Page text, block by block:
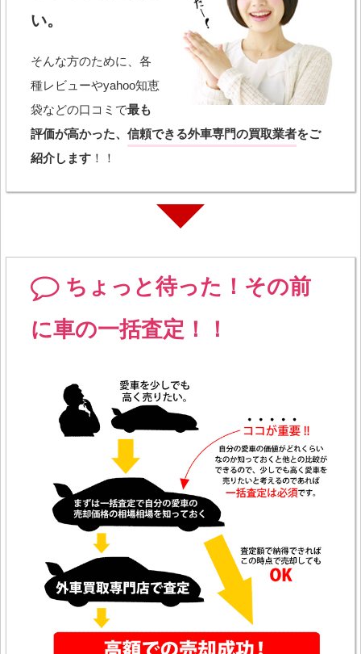
い。
そんな方のために、各
種レビューやyahoo知恵
袋などの口コミで最も
評価が高かった、 信頼できる外車専門の買取業者をご
紹介します ！！
ちょっと待った！その前
に車の一括査定！！